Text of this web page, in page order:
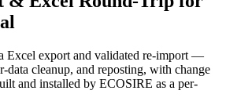
Excel export and validated re-import —
data cleanup, and reposting, with change
and installed by ECOSIRE as a per-